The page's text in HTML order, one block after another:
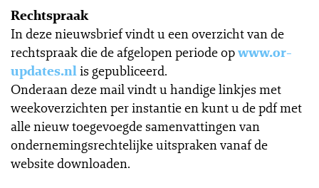
Rechtspraak
In deze nieuwsbrief vindt u een overzicht van de
rechtspraak die de afgelopen periode opwww.or-
updates.nlis gepubliceerd.
Onderaan deze mail vindt u handige linkjes met
weekoverzichten per instantie en kunt u de pdf met
alle nieuw toegevoegde samenvattingen van
ondernemingsrechtelijke uitspraken vanaf de
website downloaden.